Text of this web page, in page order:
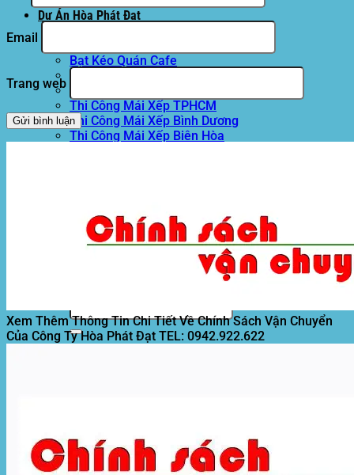
Dự Án Hòa Phát Đạt
Bạt Kéo Quán Cafe
Thi Công Mái Xếp TPHCM
Thi Công Mái Xếp Bình Dương
Thi Công Mái Xếp Biên Hòa
Thay bạt mái che
Thi công mái tôn
kiếm:
Email
Trang web
Xem Thêm Thông Tin Chi Tiết Về Chính Sách Vận Chuyển
Của Công Ty Hòa Phát Đạt TEL: 0942.922.622